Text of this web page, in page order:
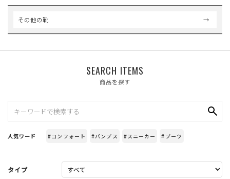
その他の靴
SEARCH ITEMS
商品を探す
人気ワード #コンフォート #パンプス #スニーカー #ブーツ
タイプ